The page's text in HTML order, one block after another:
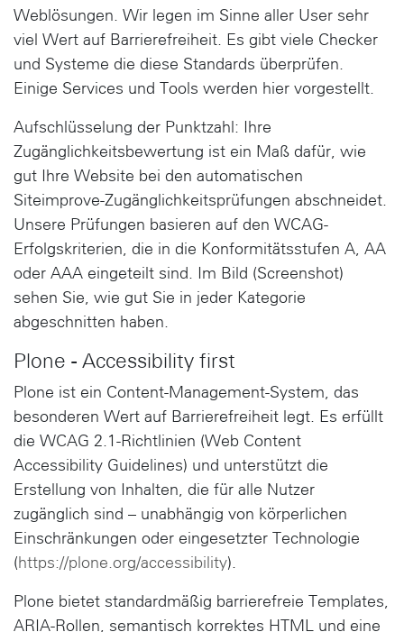
Weblösungen. Wir legen im Sinne aller User sehr
viel Wert auf Barrierefreiheit. Es gibt viele Checker
und Systeme die diese Standards überprüfen.
Einige Services und Tools werden hier vorgestellt.
Aufschlüsselung der Punktzahl: Ihre
Zugänglichkeitsbewertung ist ein Maß dafür, wie
gut Ihre Website bei den automatischen
Siteimprove-Zugänglichkeitsprüfungen abschneidet.
Unsere Prüfungen basieren auf den WCAG-
Erfolgskriterien, die in die Konformitätsstufen A, AA
oder AAA eingeteilt sind. Im Bild (Screenshot)
sehen Sie, wie gut Sie in jeder Kategorie
abgeschnitten haben.
Plone - Accessibility first
Plone ist ein Content-Management-System, das
besonderen Wert auf Barrierefreiheit legt. Es erfüllt
die WCAG 2.1-Richtlinien (Web Content
Accessibility Guidelines) und unterstützt die
Erstellung von Inhalten, die für alle Nutzer
zugänglich sind – unabhängig von körperlichen
Einschränkungen oder eingesetzter Technologie
(https://plone.org/accessibility).
Plone bietet standardmäßig barrierefreie Templates,
ARIA-Rollen, semantisch korrektes HTML und eine